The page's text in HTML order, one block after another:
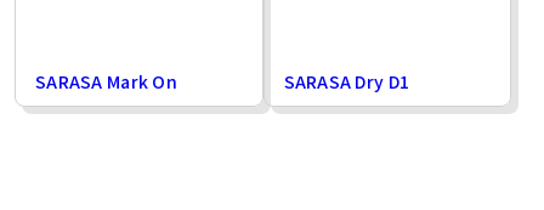
SARASA Mark On SARASA Dry D1